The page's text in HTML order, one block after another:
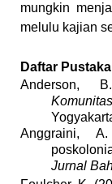
mungkin
melulu kajian
Daftar Pustaka
Anderson,
Anggraini,
Jurnal